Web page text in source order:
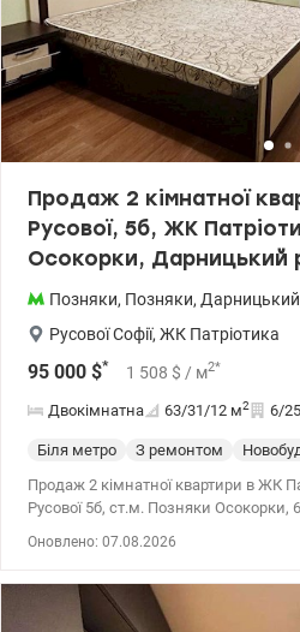
Продаж 2 кімнатної
Русової, 5б, ЖК
Осокорки, Дарницький
Позняки, Позняки, Дарницький
Русової Софії, ЖК Патріотика
95 000 $* 1 508 $ / м2*
Двокімнатна 63/31/12 м2 6/
Біля метро З ремонтом
Продаж 2 кімнатної квартири в ЖК
Русової 5б, ст.м. Позняки
кафе, ресторани, бари, торгові
відділення, школи, дитячі садки,
Оновлено: 07.08.2026